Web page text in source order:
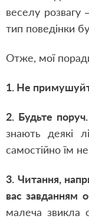
веселу розвагу
тип поведінки
Отже, мої
1. Не
2. Будьте поруч.
знають деякі
самостійно їм
3. Читання,
вас завданням
малеча звикла